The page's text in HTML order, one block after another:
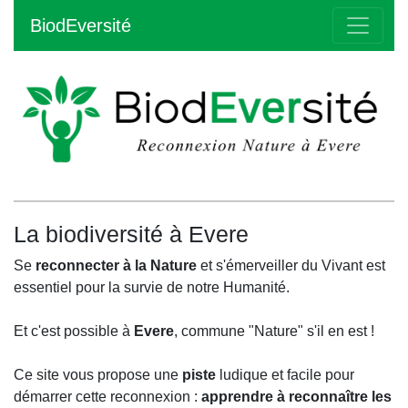
BiodEversité
La biodiversité à Evere
Se reconnecter à la Nature et s'émerveiller du Vivant est
essentiel pour la survie de notre Humanité.
Et c'est possible à Evere, commune "Nature" s'il en est !
Ce site vous propose une piste ludique et facile pour
démarrer cette reconnexion : apprendre à reconnaître les